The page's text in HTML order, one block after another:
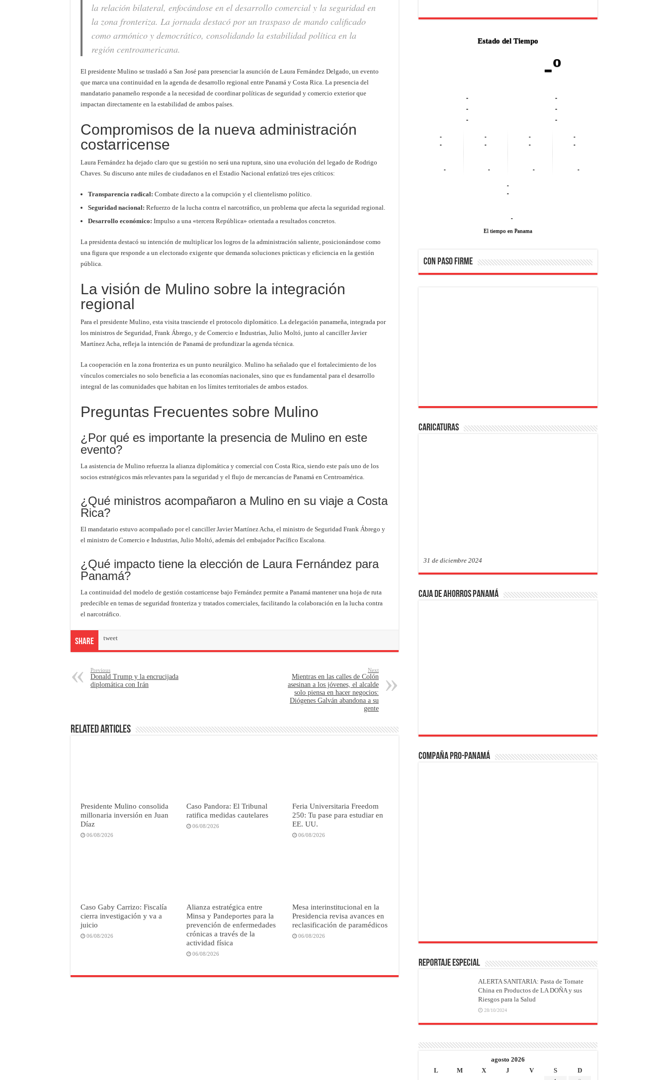
la relación bilateral, enfocándose en el desarrollo comercial y la seguridad en
la zona fronteriza. La jornada destacó por un traspaso de mando calificado
como armónico y democrático, consolidando la estabilidad política en la
región centroamericana.
El presidente Mulino se trasladó a San José para presenciar la asunción de Laura Fernández Delgado, un evento
que marca una continuidad en la agenda de desarrollo regional entre Panamá y Costa Rica. La presencia del
mandatario panameño responde a la necesidad de coordinar políticas de seguridad y comercio exterior que
impactan directamente en la estabilidad de ambos países.
Compromisos de la nueva administración
costarricense
Laura Fernández ha dejado claro que su gestión no será una ruptura, sino una evolución del legado de Rodrigo
Chaves. Su discurso ante miles de ciudadanos en el Estadio Nacional enfatizó tres ejes críticos:
Transparencia radical: Combate directo a la corrupción y el clientelismo político.
Seguridad nacional: Refuerzo de la lucha contra el narcotráfico, un problema que afecta la seguridad regional.
Desarrollo económico: Impulso a una «tercera República» orientada a resultados concretos.
La presidenta destacó su intención de multiplicar los logros de la administración saliente, posicionándose como
una figura que responde a un electorado exigente que demanda soluciones prácticas y eficiencia en la gestión
pública.
La visión de Mulino sobre la integración
regional
Para el presidente Mulino, esta visita trasciende el protocolo diplomático. La delegación panameña, integrada por
los ministros de Seguridad, Frank Ábrego, y de Comercio e Industrias, Julio Moltó, junto al canciller Javier
Martínez Acha, refleja la intención de Panamá de profundizar la agenda técnica.
La cooperación en la zona fronteriza es un punto neurálgico. Mulino ha señalado que el fortalecimiento de los
vínculos comerciales no solo beneficia a las economías nacionales, sino que es fundamental para el desarrollo
integral de las comunidades que habitan en los límites territoriales de ambos estados.
Preguntas Frecuentes sobre Mulino
¿Por qué es importante la presencia de Mulino en este
evento?
La asistencia de Mulino refuerza la alianza diplomática y comercial con Costa Rica, siendo este país uno de los
socios estratégicos más relevantes para la seguridad y el flujo de mercancías de Panamá en Centroamérica.
¿Qué ministros acompañaron a Mulino en su viaje a Costa
Rica?
El mandatario estuvo acompañado por el canciller Javier Martínez Acha, el ministro de Seguridad Frank Ábrego y
el ministro de Comercio e Industrias, Julio Moltó, además del embajador Pacífico Escalona.
¿Qué impacto tiene la elección de Laura Fernández para
Panamá?
La continuidad del modelo de gestión costarricense bajo Fernández permite a Panamá mantener una hoja de ruta
predecible en temas de seguridad fronteriza y tratados comerciales, facilitando la colaboración en la lucha contra
el narcotráfico.
Share tweet
Previous
Donald Trump y la encrucijada
diplomática con Irán
Next
Mientras en las calles de Colón
asesinan a los jóvenes, el alcalde
solo piensa en hacer negocios:
Diógenes Galván abandona a su
gente
Related Articles
Presidente Mulino consolida
millonaria inversión en Juan
Díaz
06/08/2026
Caso Pandora: El Tribunal
ratifica medidas cautelares
06/08/2026
Feria Universitaria Freedom
250: Tu pase para estudiar en
EE. UU.
06/08/2026
Caso Gaby Carrizo: Fiscalía
cierra investigación y va a
juicio
06/08/2026
Alianza estratégica entre
Minsa y Pandeportes para la
prevención de enfermedades
crónicas a través de la
actividad física
06/08/2026
Mesa interinstitucional en la
Presidencia revisa avances en
reclasificación de paramédicos
06/08/2026
Estado del Tiempo
-º
-
-
-
-
-
-
-
-
-
-
-
-
-
-
-
-
-
-
-
-
-
El tiempo en Panama
CON PASO FIRME
Caricaturas
31 de diciembre 2024
Caja de Ahorros Panamá
Compaña PRO-Panamá
REPORTAJE ESPECIAL
ALERTA SANITARIA: Pasta de Tomate
China en Productos de LA DOÑA y sus
Riesgos para la Salud
28/10/2024
agosto 2026
L
M X J V S
D